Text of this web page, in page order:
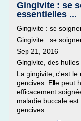
Gingivite : se
essentielles ...
Gingivite : se
Gingivite : se
Sep 21, 2016
Gingivite, des
La gingivite, c'est le
gencives. Elle peut
efficacement
maladie buccale
gencives...